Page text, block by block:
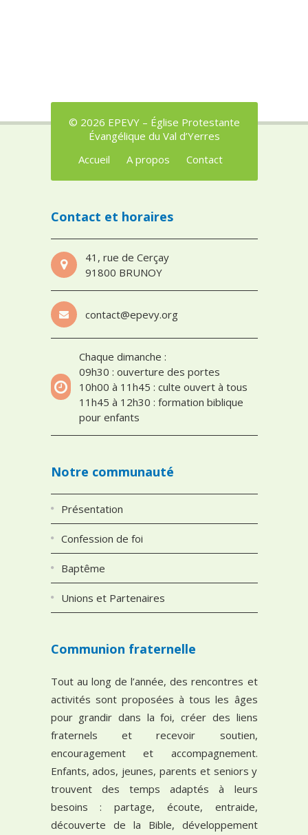
© 2026 EPEVY – Église Protestante
Évangélique du Val d’Yerres
Accueil
A propos Contact
Contact et horaires
41, rue de Cerçay
91800 BRUNOY
contact@epevy.org
Chaque dimanche :
09h30 : ouverture des portes
10h00 à 11h45 : culte ouvert à tous
11h45 à 12h30 : formation biblique
pour enfants
Notre communauté
Présentation
Confession de foi
Baptême
Unions et Partenaires
Communion fraternelle
Tout au long de l’année, des rencontres et
activités sont proposées à tous les âges
pour grandir dans la foi, créer des liens
fraternels et recevoir soutien,
encouragement et accompagnement.
Enfants, ados, jeunes, parents et seniors y
trouvent des temps adaptés à leurs
besoins : partage, écoute, entraide,
découverte de la Bible, développement